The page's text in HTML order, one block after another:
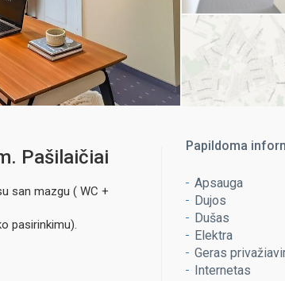
Pašilaičiai
san mazgu ( WC +
pasirinkimu).
Papildoma
Apsauga
Dujos
Dušas
Elektra
Geras
Internetas